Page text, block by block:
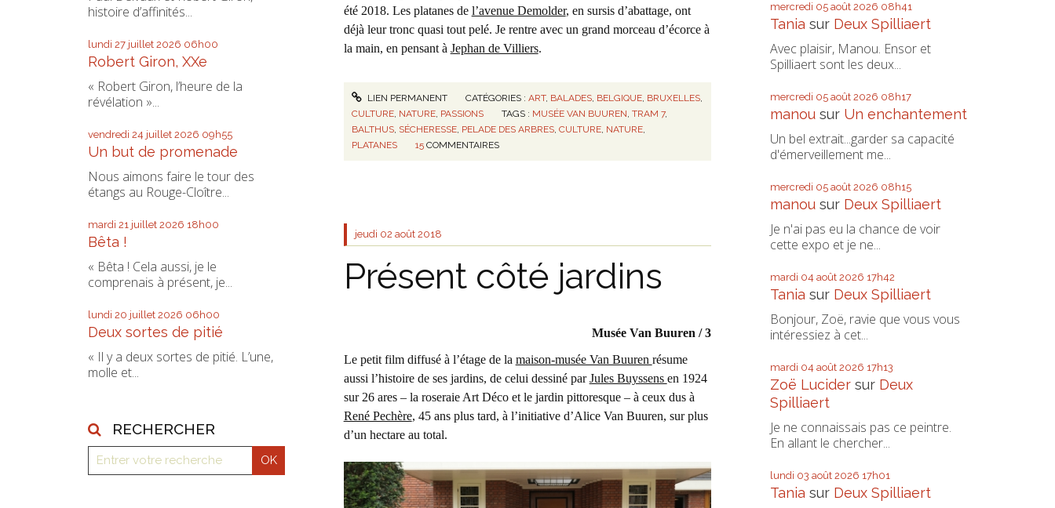
histoire d’affinités...
lundi 27 juillet 2026 06h00
Robert Giron, XXe
« Robert Giron, l’heure de la
révélation »...
vendredi 24 juillet 2026 09h55
Un but de promenade
Nous aimons faire le tour des
étangs au Rouge-Cloître...
mardi 21 juillet 2026 18h00
Bêta !
« Bêta ! Cela aussi, je le
comprenais à présent, je...
lundi 20 juillet 2026 06h00
Deux sortes de pitié
« Il y a deux sortes de pitié. L’une,
molle et...
RECHERCHER
été 2018. Les platanes de l’avenue Demolder, en sursis d’abattage, ont
déjà leur tronc quasi tout pelé. Je rentre avec un grand morceau d’écorce à
la main, en pensant à Jephan de Villiers.
LIEN PERMANENT CATÉGORIES :ART, BALADES, BELGIQUE, BRUXELLES,
CULTURE, NATURE, PASSIONS TAGS : MUSÉE VAN BUUREN, TRAM 7,
BALTHUS, SÉCHERESSE, PELADE DES ARBRES, CULTURE, NATURE,
PLATANES
15 COMMENTAIRES
jeudi 02 août 2018
Présent côté jardins
Musée Van Buuren / 3
Le petit film diffusé à l’étage de la maison-musée Van Buuren résume
aussi l’histoire de ses jardins, de celui dessiné parJules Buyssens en 1924
sur 26 ares – la roseraie Art Déco et le jardin pittoresque – à ceux dus à
René Pechère, 45 ans plus tard, à l’initiative d’Alice Van Buuren, sur plus
d’un hectare au total.
mercredi 05 août 2026 08h41
Tania sur Deux Spilliaert
Avec plaisir, Manou. Ensor et
Spilliaert sont les deux...
mercredi 05 août 2026 08h17
manousur Un enchantement
Un bel extrait...garder sa capacité
d'émerveillement me...
mercredi 05 août 2026 08h15
manousur Deux Spilliaert
Je n'ai pas eu la chance de voir
cette expo et je ne...
mardi 04 août 2026 17h42
Tania sur Deux Spilliaert
Bonjour, Zoë, ravie que vous vous
intéressiez à cet...
mardi 04 août 2026 17h13
Zoë Lucidersur Deux
Spilliaert
Je ne connaissais pas ce peintre.
En allant le chercher...
lundi 03 août 2026 17h01
Tania sur Deux Spilliaert